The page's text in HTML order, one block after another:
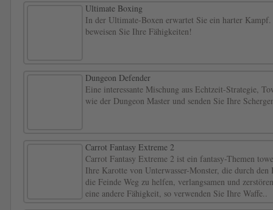
Ultimate Boxing
In der Ultimate-Boxen erwartet Sie ein harter
beweisen Sie Ihre Fähigkeiten!
Dungeon Defender
Eine interessante Mischung aus Echtzeit-Strategie,
wie der Dungeon Master und senden Sie Ihre
Carrot Fantasy Extreme 2
Carrot Fantasy Extreme 2 ist ein fantasy-Themen
Ihre Karotte von Unterwasser-Monster, die durch den
die Feinde Weg zu helfen, verlangsamen und
eine andere Fähigkeit, so verwenden Sie Ihre Waffe..